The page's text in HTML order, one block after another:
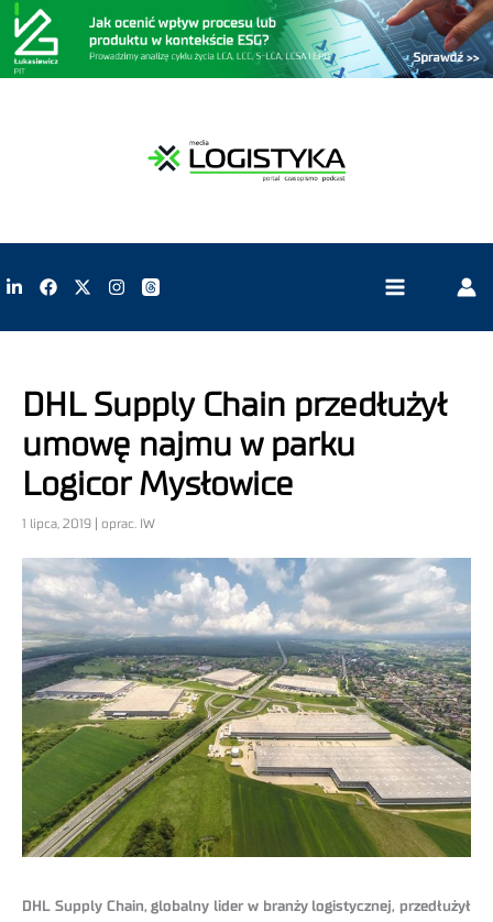
DHL Supply Chain przedłużył
umowę najmu w parku
Logicor Mysłowice
1 lipca, 2019 | oprac. IW
DHL Supply Chain, globalny lider w branży logistycznej, przedłużył